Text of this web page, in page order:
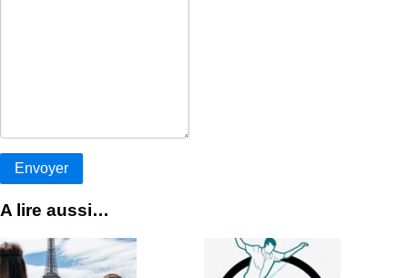
A lire aussi…